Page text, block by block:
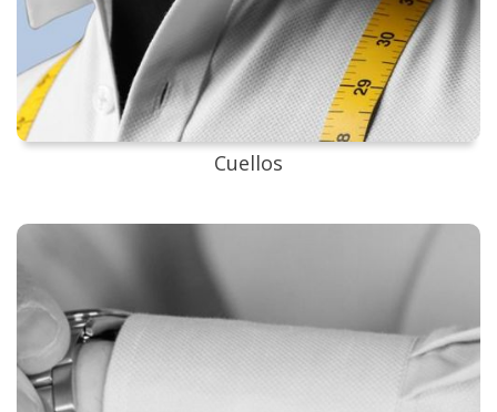
Cuellos